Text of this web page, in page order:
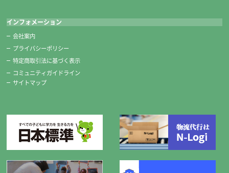
インフォメーション
会社案内
プライバシーポリシー
特定商取引法に基づく表示
コミュニティガイドライン
サイトマップ